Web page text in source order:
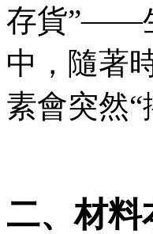
存貨”——
中，隨
素會突然“
二、材料